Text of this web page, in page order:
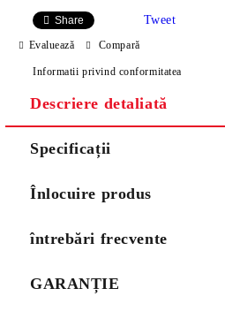
Share Tweet
Evaluează Compară
Informatii privind conformitatea
Descriere detaliată
Specificații
Înlocuire produs
întrebări frecvente
GARANȚIE